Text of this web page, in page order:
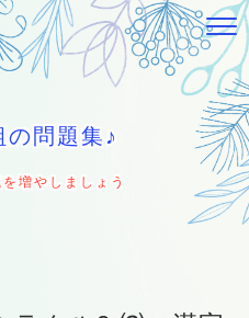
の問題集♪
増やしましょう